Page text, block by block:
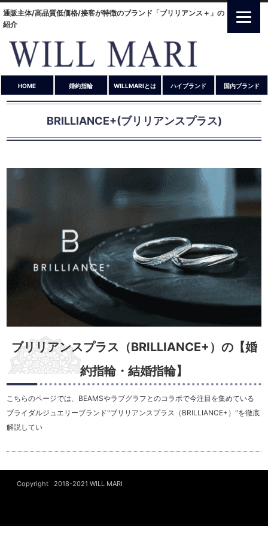
通販主体/高品質低価格/接客が特徴のブランド「ブリリアンス＋」の
紹介
HOME 婚約指輪 WILLMARIとは ハイブランド 国内ブランド
BRILLIANCE+(ブリリアンスプラス)
ブリリアンスプラス（BRILLIANCE+）の【婚
約指輪・結婚指輪】
こちらのページでは、BEAMSやラブグラフとのコラボで今注目を集めている
ブライダルジュエリーブランド"ブリリアンスプラス（BRILLIANCE+）"を徹底
解説してい
Copyright 2018-2021 WILL MARI